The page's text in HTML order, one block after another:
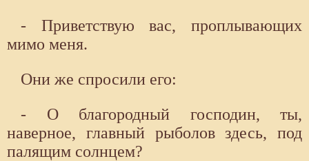
- Приветствую вас, проплывающих
мимо меня.
Они же спросили его:
- О благородный господин, ты,
наверное, главный рыболов здесь, под
палящим солнцем?